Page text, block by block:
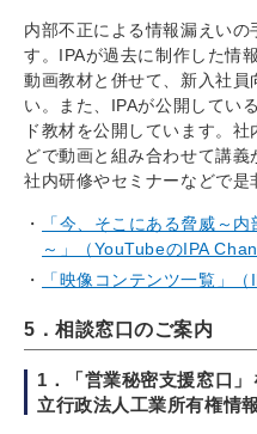
内部不正による情報漏えい
す。IPAが過去に制作した情
動画教材と併せて、新入社員
い。また、IPAが公開してい
ド教材を公開しています。
どで動画と組み合わせて講義
社内研修やセミナーなどで是
「今、そこにある脅威～
～」（YouTubeのIPA
「映像コンテンツ一覧」（
5．相談窓口のご案内
1．「営業秘密支援窓口
立行政法人工業所有権情